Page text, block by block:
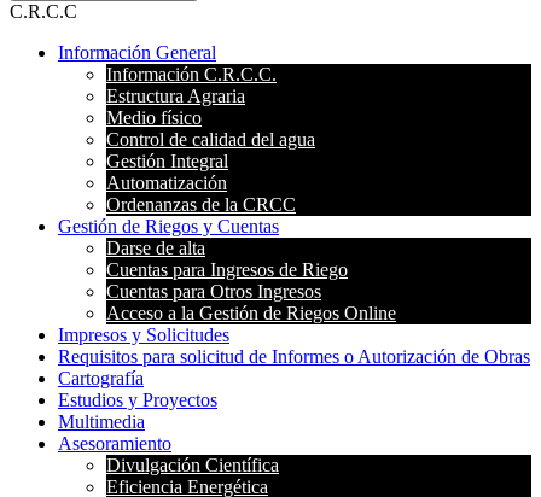
C.R.C.C
Información General
Información C.R.C.C.
Estructura Agraria
Medio físico
Control de calidad del agua
Gestión Integral
Automatización
Ordenanzas de la CRCC
Gestión de Riegos y Cuentas
Darse de alta
Cuentas para Ingresos de Riego
Cuentas para Otros Ingresos
Acceso a la Gestión de Riegos Online
Impresos y Solicitudes
Requisitos para solicitud de Informes o Autorización de Obras
Cartografía
Estudios y Proyectos
Multimedia
Asesoramiento
Divulgación Científica
Eficiencia Energética